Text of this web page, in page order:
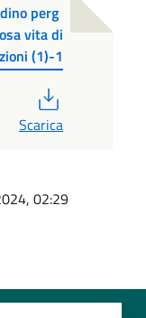
perg
vita di
(1)-1
Scarica
02:29